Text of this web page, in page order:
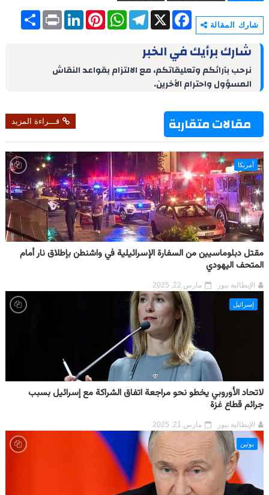
شارك المقالة
S
h
P
r
L
I
P
e
W
h
p
T
e
g
a
X
F
a
b
o
k
شارك برأيك في الخبر
نرحب بآرائكم وتعليقاتكم، مع الالتزام بقواعد النقاش
المسؤول واحترام الآخرين.
مقالات متقاربة قـــراءة المزيد
أمريكا
مقتل دبلوماسيين من السفارة الإسرائيلية في واشنطن بإطلاق نار أمام
المتحف اليهودي
الإيطالية نيوز مارس 22, 2025
إسرائيل
لاتحاد الأوروبي يخطو نحو مراجعة اتفاق الشراكة مع إسرائيل بسبب
جرائم قطاع غزة
الإيطالية نيوز مارس 21, 2025
بوتين